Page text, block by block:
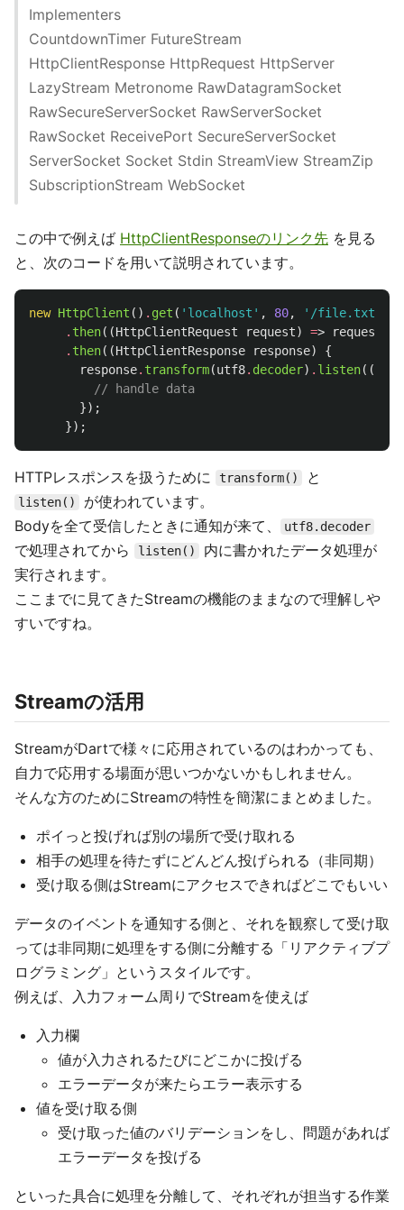
Implementers
CountdownTimer FutureStream
HttpClientResponse HttpRequest HttpServer
LazyStream Metronome RawDatagramSocket
RawSecureServerSocket RawServerSocket
RawSocket ReceivePort SecureServerSocket
ServerSocket Socket Stdin StreamView StreamZip
SubscriptionStream WebSocket
この中で例えば HttpClientResponseのリンク先 を見る
と、次のコードを用いて説明されています。
new HttpClient () . get ( 'localhost' , 80, '/file.txt'
. then((HttpClientRequest request) => request
. then((HttpClientResponse response)
{
response. transform(utf8. decoder) . listen((
// handle data
});
});
HTTPレスポンスを扱うために transform() と
listen()
が使われています。
Bodyを全て受信したときに通知が来て、
utf8.decoder
で処理されてから listen()
内に書かれたデータ処理が
実行されます。
ここまでに見てきたStreamの機能のままなので理解しや
すいですね。
Streamの活用
StreamがDartで様々に応用されているのはわかっても、
自力で応用する場面が思いつかないかもしれません。
そんな方のためにStreamの特性を簡潔にまとめました。
ポイっと投げれば別の場所で受け取れる
相手の処理を待たずにどんどん投げられる（非同期）
受け取る側はStreamにアクセスできればどこでもいい
データのイベントを通知する側と、それを観察して受け取
っては非同期に処理をする側に分離する「リアクティブプ
ログラミング」というスタイルです。
例えば、入力フォーム周りでStreamを使えば
入力欄
値が入力されるたびにどこかに投げる
エラーデータが来たらエラー表示する
値を受け取る側
受け取った値のバリデーションをし、問題があれば
エラーデータを投げる
といった具合に処理を分離して、それぞれが担当する作業